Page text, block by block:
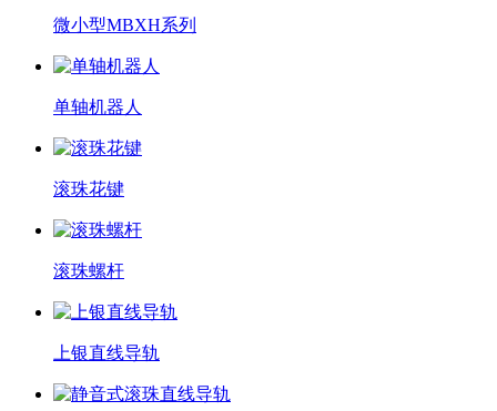
微小型MBXH系列
单轴机器人
滚珠花键
滚珠螺杆
上银直线导轨